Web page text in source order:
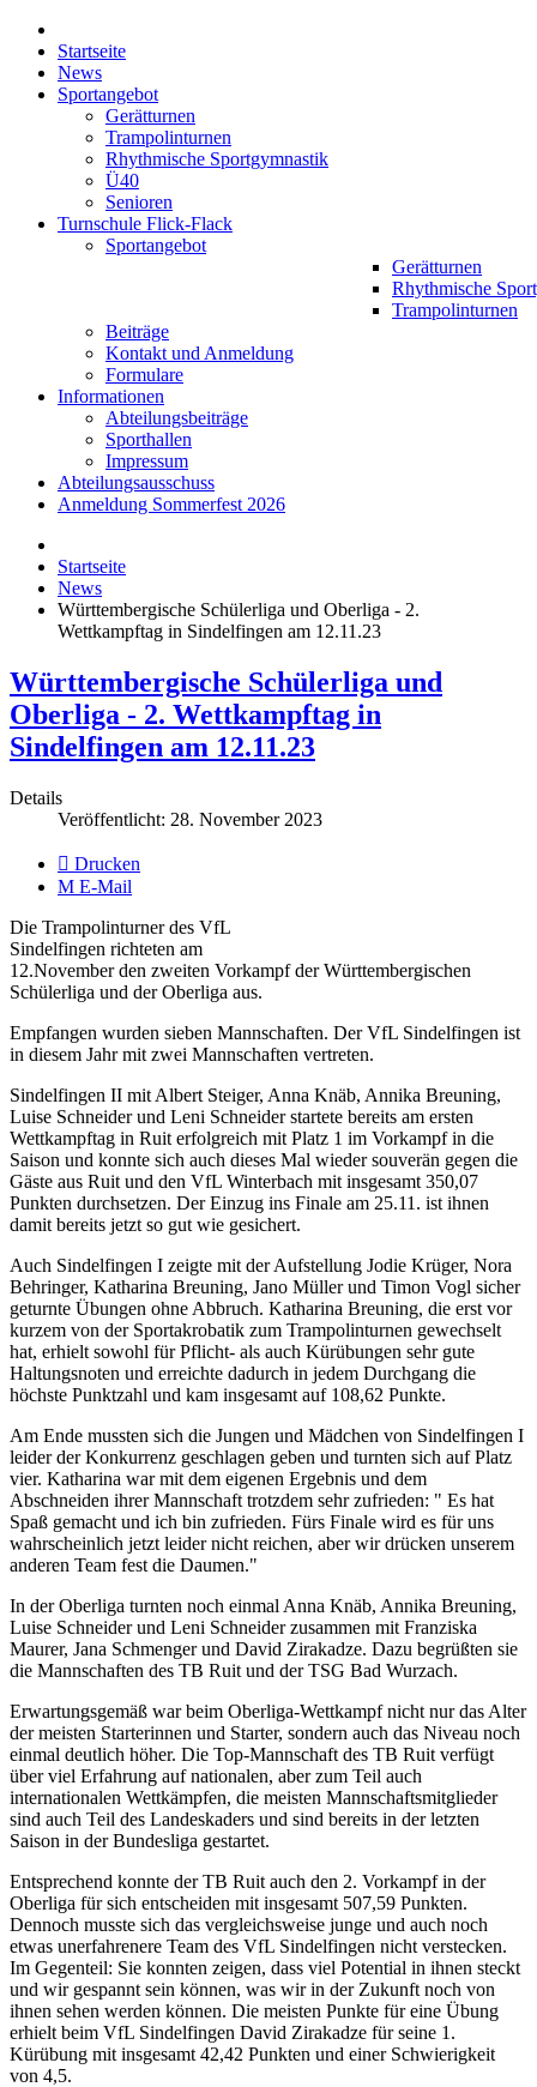
Startseite
News
Sportangebot
Gerätturnen
Trampolinturnen
Rhythmische Sportgymnastik
Ü40
Senioren
Turnschule Flick-Flack
Sportangebot
Gerätturnen
Rhythmische
Trampolinturnen
Beiträge
Kontakt und Anmeldung
Formulare
Informationen
Abteilungsbeiträge
Sporthallen
Impressum
Abteilungsausschuss
Anmeldung Sommerfest 2026
Startseite
News
Württembergische Schülerliga und Oberliga - 2.
Wettkampftag in Sindelfingen am 12.11.23
Württembergische Schülerliga und
Oberliga - 2. Wettkampftag in
Sindelfingen am 12.11.23
Details
Veröffentlicht: 28. November 2023
Drucken
E-Mail
Die Trampolinturner des VfL
Sindelfingen richteten am
12.November den zweiten Vorkampf der Württembergischen
Schülerliga und der Oberliga aus.
Empfangen wurden sieben Mannschaften. Der VfL Sindelfingen ist
in diesem Jahr mit zwei Mannschaften vertreten.
Sindelfingen II mit Albert Steiger, Anna Knäb, Annika Breuning,
Luise Schneider und Leni Schneider startete bereits am ersten
Wettkampftag in Ruit erfolgreich mit Platz 1 im Vorkampf in die
Saison und konnte sich auch dieses Mal wieder souverän gegen die
Gäste aus Ruit und den VfL Winterbach mit insgesamt 350,07
Punkten durchsetzen. Der Einzug ins Finale am 25.11. ist ihnen
damit bereits jetzt so gut wie gesichert.
Auch Sindelfingen I zeigte mit der Aufstellung Jodie Krüger, Nora
Behringer, Katharina Breuning, Jano Müller und Timon Vogl sicher
geturnte Übungen ohne Abbruch. Katharina Breuning, die erst vor
kurzem von der Sportakrobatik zum Trampolinturnen gewechselt
hat, erhielt sowohl für Pflicht- als auch Kürübungen sehr gute
Haltungsnoten und erreichte dadurch in jedem Durchgang die
höchste Punktzahl und kam insgesamt auf 108,62 Punkte.
Am Ende mussten sich die Jungen und Mädchen von Sindelfingen I
leider der Konkurrenz geschlagen geben und turnten sich auf Platz
vier. Katharina war mit dem eigenen Ergebnis und dem
Abschneiden ihrer Mannschaft trotzdem sehr zufrieden: " Es hat
Spaß gemacht und ich bin zufrieden. Fürs Finale wird es für uns
wahrscheinlich jetzt leider nicht reichen, aber wir drücken unserem
anderen Team fest die Daumen."
In der Oberliga turnten noch einmal Anna Knäb, Annika Breuning,
Luise Schneider und Leni Schneider zusammen mit Franziska
Maurer, Jana Schmenger und David Zirakadze. Dazu begrüßten sie
die Mannschaften des TB Ruit und der TSG Bad Wurzach.
Erwartungsgemäß war beim Oberliga-Wettkampf nicht nur das Alter
der meisten Starterinnen und Starter, sondern auch das Niveau noch
einmal deutlich höher. Die Top-Mannschaft des TB Ruit verfügt
über viel Erfahrung auf nationalen, aber zum Teil auch
internationalen Wettkämpfen, die meisten Mannschaftsmitglieder
sind auch Teil des Landeskaders und sind bereits in der letzten
Saison in der Bundesliga gestartet.
Entsprechend konnte der TB Ruit auch den 2. Vorkampf in der
Oberliga für sich entscheiden mit insgesamt 507,59 Punkten.
Dennoch musste sich das vergleichsweise junge und auch noch
etwas unerfahrenere Team des VfL Sindelfingen nicht verstecken.
Im Gegenteil: Sie konnten zeigen, dass viel Potential in ihnen steckt
und wir gespannt sein können, was wir in der Zukunft noch von
ihnen sehen werden können. Die meisten Punkte für eine Übung
erhielt beim VfL Sindelfingen David Zirakadze für seine 1.
Kürübung mit insgesamt 42,42 Punkten und einer Schwierigkeit
von 4,5.